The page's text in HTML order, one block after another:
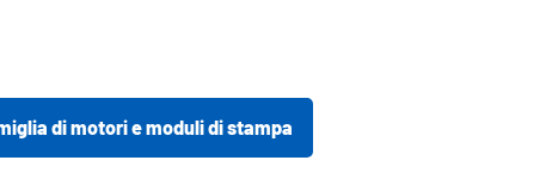
di motori e moduli di stampa